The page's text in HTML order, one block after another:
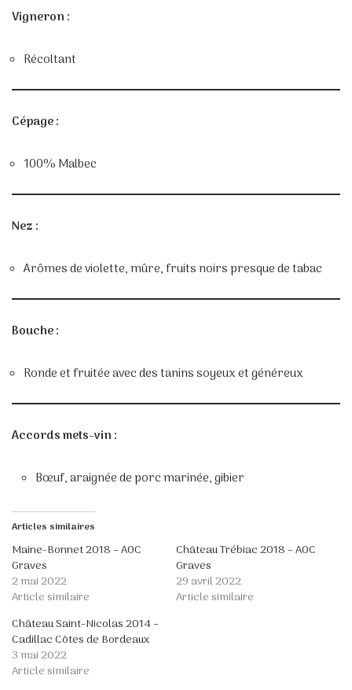
Vigneron :
Récoltant
Cépage :
100% Malbec
Nez :
Arômes de violette, mûre, fruits noirs presque de tabac
Bouche :
Ronde et fruitée avec des tanins soyeux et généreux
Accords mets-vin :
Bœuf, araignée de porc marinée, gibier
Articles similaires
Maine-Bonnet 2018 – AOC
Graves
2 mai 2022
Article similaire
Château Trébiac 2018 – AOC
Graves
29 avril 2022
Article similaire
Château Saint-Nicolas 2014 –
Cadillac Côtes de Bordeaux
3 mai 2022
Article similaire